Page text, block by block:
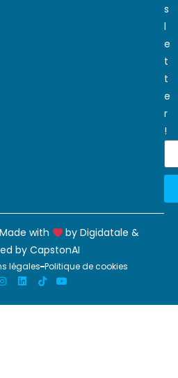
s
l
e
t
t
e
r
!
with byDigidatale &
by CapstonAI
légales Politique de cookies